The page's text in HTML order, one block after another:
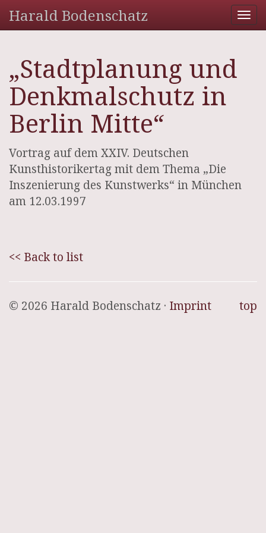
Harald Bodenschatz
„Stadtplanung und
Denkmalschutz in
Berlin Mitte“
Vortrag auf dem XXIV. Deutschen
Kunsthistorikertag mit dem Thema „Die
Inszenierung des Kunstwerks“ in München
am 12.03.1997
<< Back to list
top
© 2026 Harald Bodenschatz · Imprint